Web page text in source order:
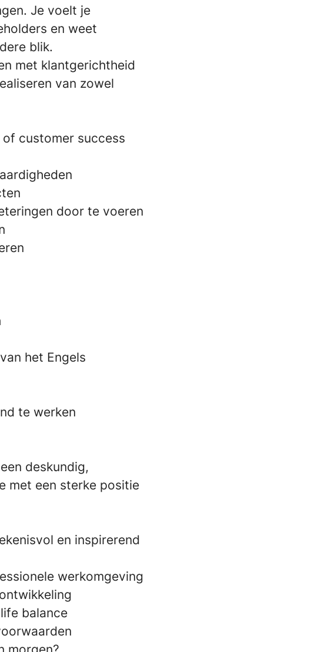
Je voelt je
en weet
blik.
met klantgerichtheid
van zowel
customer success
door te voeren
het Engels
te werken
deskundig,
met een sterke positie
en inspirerend
werkomgeving
balance